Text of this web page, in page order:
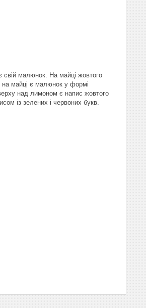
свій малюнок. На майці жовтого
на майці є малюнок у формі
над лимоном є напис жовтого
із зелених і червоних букв.